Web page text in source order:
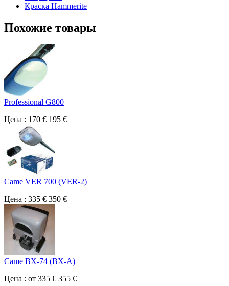
Краска Hammerite
Похожие товары
Professional G800
Цена : 170 € 195 €
Came VER 700 (VER-2)
Цена : 335 € 350 €
Came BX-74 (BX-A)
Цена : от 335 € 355 €